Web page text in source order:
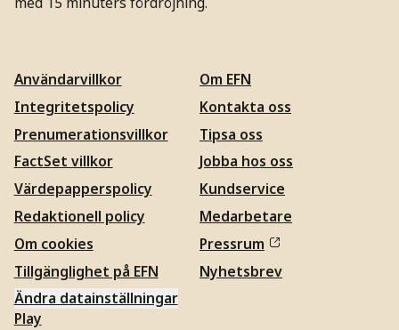
Användarvillkor
Integritetspolicy
Prenumerationsvillkor
FactSet villkor
Värdepapperspolicy
Redaktionell policy
Om cookies
Tillgänglighet på EFN
Ändra datainställningar
Om EFN
Kontakta oss
Tipsa oss
Jobba hos oss
Kundservice
Medarbetare
Pressrum
Nyhetsbrev
Play